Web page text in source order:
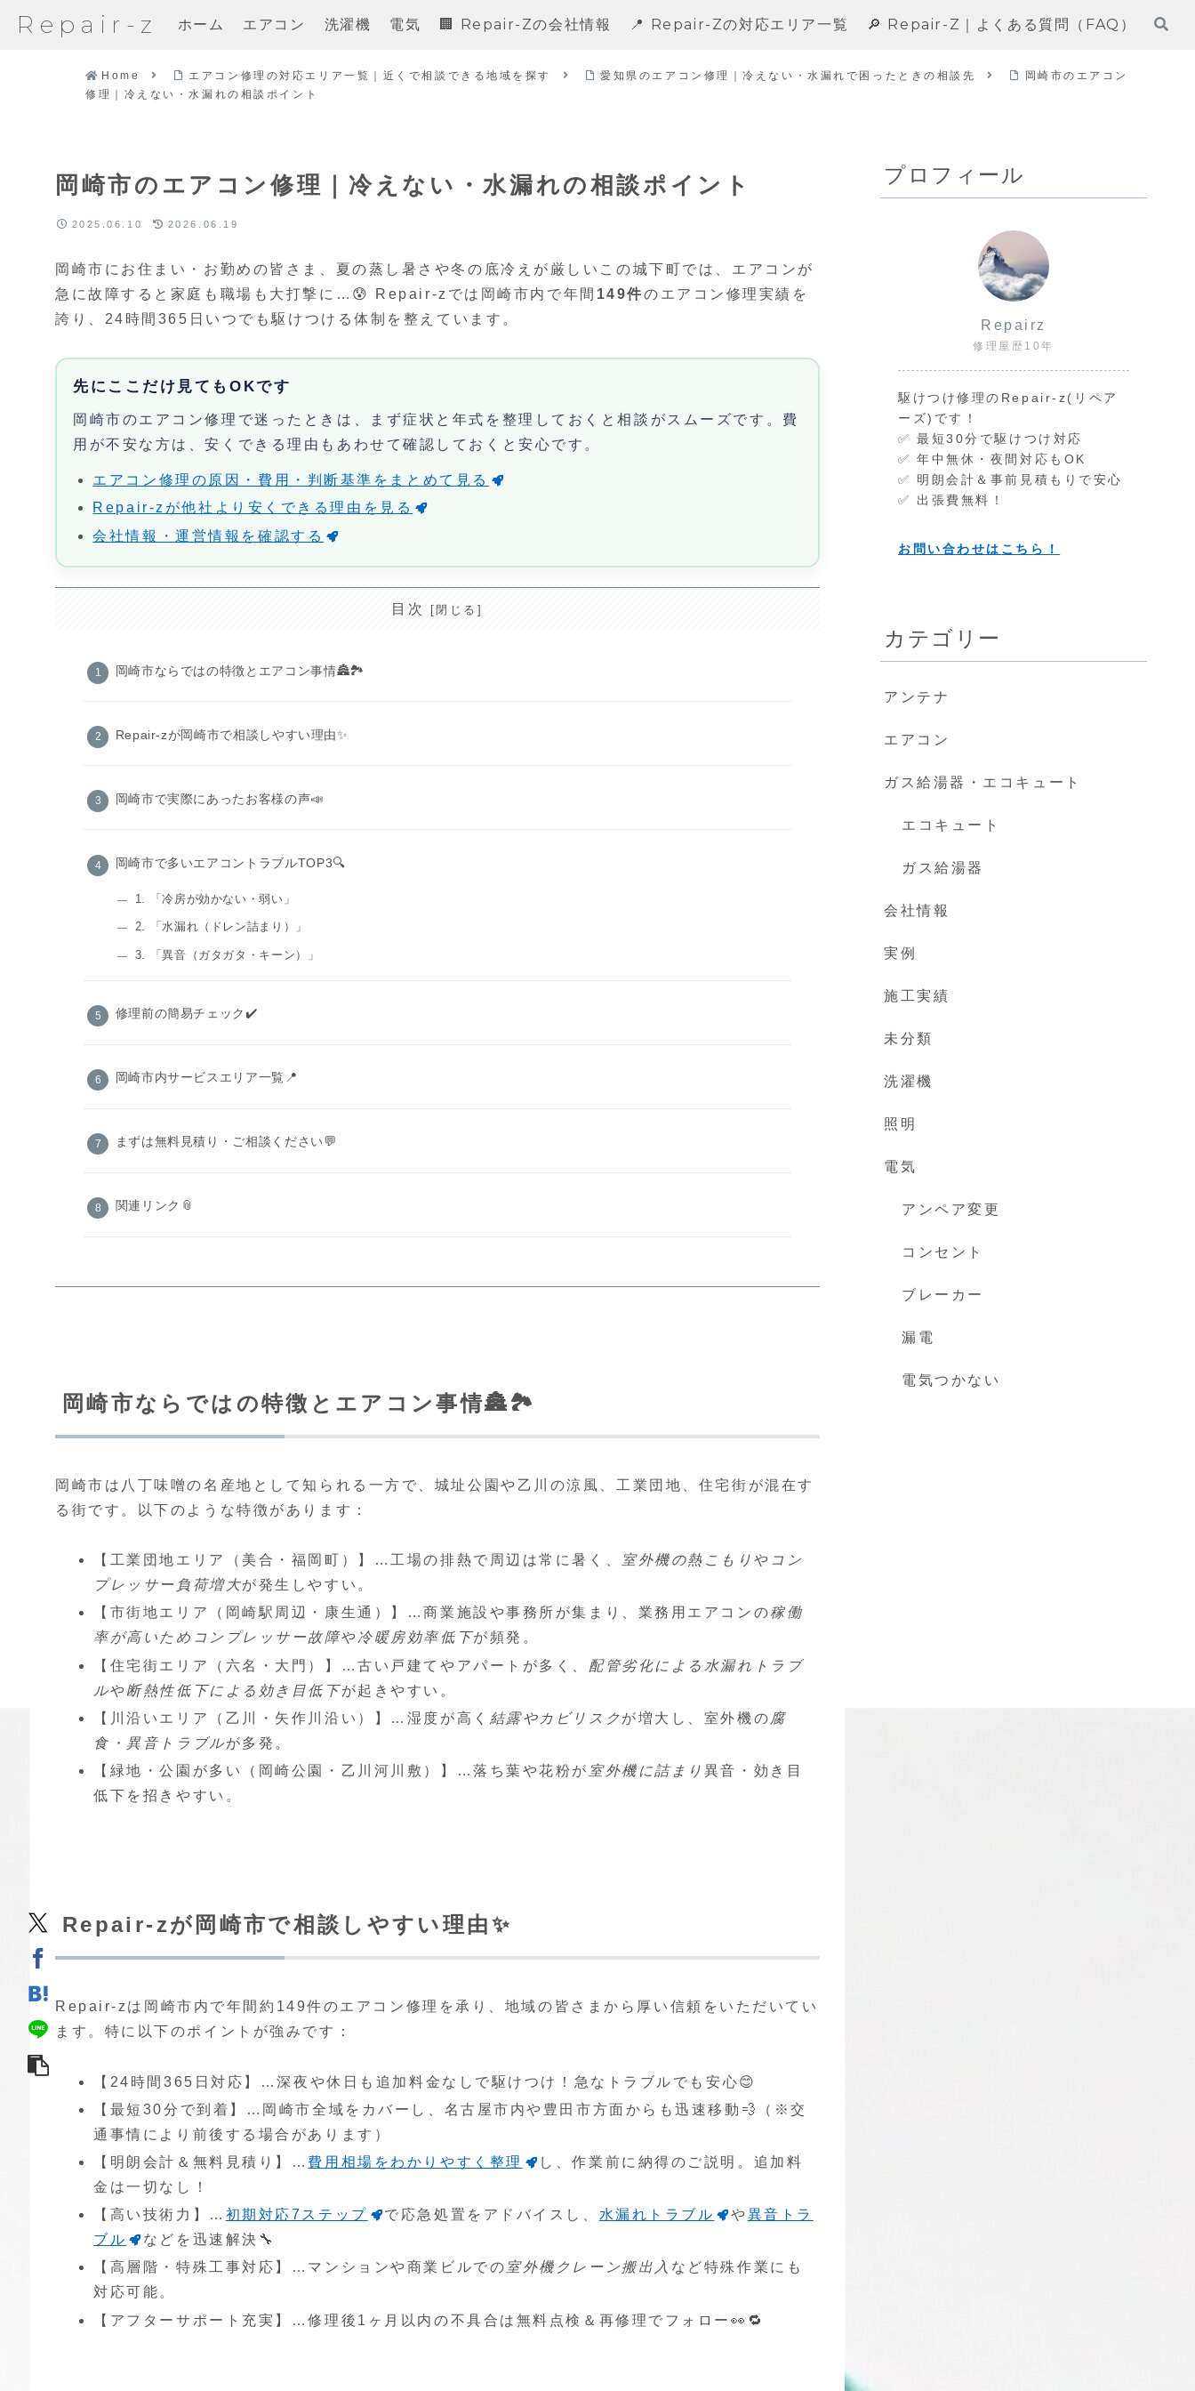
Repair-z ホーム エアコン 洗濯機 電気 🏢 Repair-Zの会社情報 📍 Repair-Zの対応エリア一覧 🔎 Repair-Z｜よくある質問（FAQ）
Home エアコン修理の対応エリア一覧｜近くで相談できる地域を探す 愛知県のエアコン修理｜冷えない・水漏れで困ったときの相談先
岡崎市のエアコン
修理｜冷えない・水漏れの相談ポイント
岡崎市のエアコン修理｜冷えない・水漏れの相談ポイント
2025.06.10 2026.06.19
岡崎市にお住まい・お勤めの皆さま、夏の蒸し暑さや冬の底冷えが厳しいこの城下町では、エアコンが
急に故障すると家庭も職場も大打撃に…😰 Repair-zでは岡崎市内で年間 149件のエアコン修理実績を
誇り、24時間365日いつでも駆けつける体制を整えています。
先にここだけ見てもOKです
岡崎市のエアコン修理で迷ったときは、まず症状と年式を整理しておくと相談がスムーズです。費
用が不安な方は、安くできる理由もあわせて確認しておくと安心です。
エアコン修理の原因・費用・判断基準をまとめて見る
Repair-zが他社より安くできる理由を見る
会社情報・運営情報を確認する
目次
岡崎市ならではの特徴とエアコン事情🏯🏞️
Repair-zが岡崎市で相談しやすい理由✨
岡崎市で実際にあったお客様の声📣
岡崎市で多いエアコントラブルTOP3🔍
1. 「冷房が効かない・弱い」
2. 「水漏れ（ドレン詰まり）」
3. 「異音（ガタガタ・キーン）」
修理前の簡易チェック✔️
岡崎市内サービスエリア一覧📍
まずは無料見積り・ご相談ください💬
関連リンク📎
岡崎市ならではの特徴とエアコン事情🏯🏞️
岡崎市は八丁味噌の名産地として知られる一方で、城址公園や乙川の涼風、工業団地、住宅街が混在す
る街です。以下のような特徴があります：
【工業団地エリア（美合・福岡町）】…工場の排熱で周辺は常に暑く、 室外機の熱こもり や コン
プレッサー負荷増大が発生しやすい。
【市街地エリア（岡崎駅周辺・康生通）】…商業施設や事務所が集まり、業務用エアコンの稼働
率が高いためコンプレッサー故障や冷暖房効率低下 が頻発。
【住宅街エリア（六名・大門）】…古い戸建てやアパートが多く、 配管劣化による水漏れトラブ
ルや断熱性低下による効き目低下が起きやすい。
【川沿いエリア（乙川・矢作川沿い）】…湿度が高く 結露やカビリスクが増大し、室外機の 腐
食・異音トラブルが多発。
【緑地・公園が多い（岡崎公園・乙川河川敷）】…落ち葉や花粉が 室外機に詰まり 異音・効き目
低下を招きやすい。
Repair-zが岡崎市で相談しやすい理由✨
Repair-zは岡崎市内で年間約149件のエアコン修理を承り、地域の皆さまから厚い信頼をいただいてい
ます。特に以下のポイントが強みです：
【24時間365日対応】…深夜や休日も追加料金なしで駆けつけ！急なトラブルでも安心😊
【最短30分で到着】…岡崎市全域をカバーし、名古屋市内や豊田市方面からも迅速移動💨（※交
通事情により前後する場合があります）
【明朗会計＆無料見積り】… 費用相場をわかりやすく整理
し、作業前に納得のご説明。追加料
金は一切なし！
【高い技術力】… 初期対応7ステップ で応急処置をアドバイスし、 水漏れトラブル や異音トラ
ブル
などを迅速解決🔧
【高層階・特殊工事対応】…マンションや商業ビルでの 室外機クレーン搬出入 など特殊作業にも
対応可能。
【アフターサポート充実】…修理後1ヶ月以内の不具合は無料点検＆再修理でフォロー👀🔁
プロフィール
Repairz
修理屋歴10年
駆けつけ修理のRepair-z(リペア
ーズ)です！
✅ 最短30分で駆けつけ対応
✅ 年中無休・夜間対応もOK
✅ 明朗会計＆事前見積もりで安心
✅ 出張費無料！
お問い合わせはこちら！
カテゴリー
アンテナ
エアコン
ガス給湯器・エコキュート
エコキュート
ガス給湯器
会社情報
実例
施工実績
未分類
洗濯機
照明
電気
アンペア変更
コンセント
ブレーカー
漏電
電気つかない